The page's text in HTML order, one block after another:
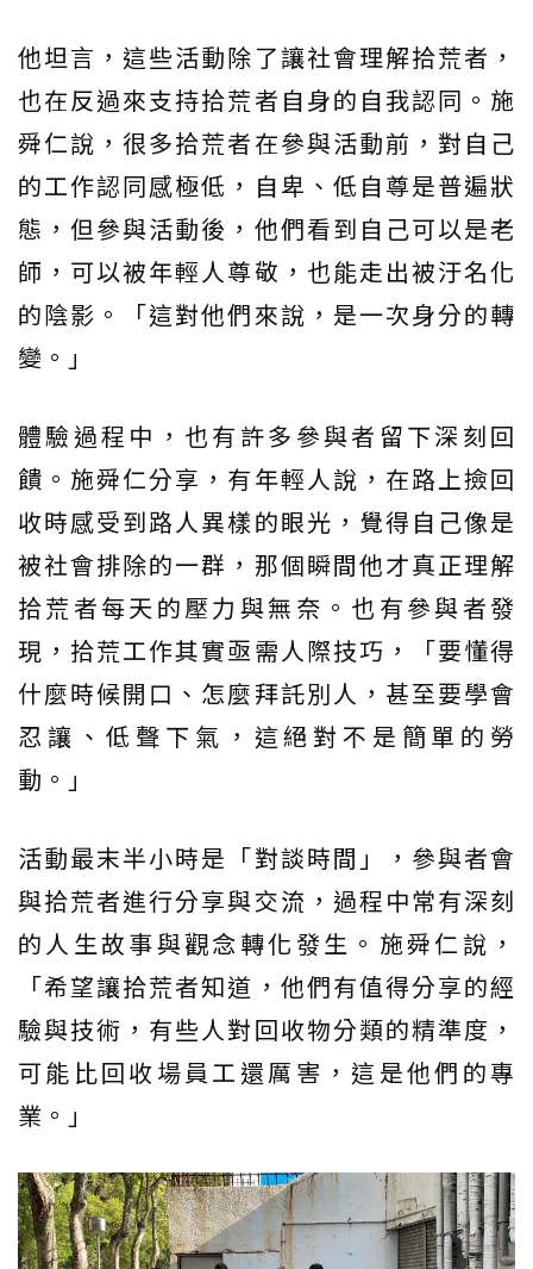
他坦言，這些活動除了讓社會理解拾荒者，
也在反過來支持拾荒者自身的自我認同。施
舜仁說，很多拾荒者在參與活動前，對自己
的工作認同感極低，自卑、低自尊是普遍狀
態，但參與活動後，他們看到自己可以是老
師，可以被年輕人尊敬，也能走出被汙名化
的陰影。「這對他們來說，是一次身分的轉
變。」
體驗過程中，也有許多參與者留下深刻回
饋。施舜仁分享，有年輕人說，在路上撿回
收時感受到路人異樣的眼光，覺得自己像是
被社會排除的一群，那個瞬間他才真正理解
拾荒者每天的壓力與無奈。也有參與者發
現，拾荒工作其實亟需人際技巧，「要懂得
什麼時候開口、怎麼拜託別人，甚至要學會
忍讓、低聲下氣，這絕對不是簡單的勞
動。」
活動最末半小時是「對談時間」，參與者會
與拾荒者進行分享與交流，過程中常有深刻
的人生故事與觀念轉化發生。施舜仁說，
「希望讓拾荒者知道，他們有值得分享的經
驗與技術，有些人對回收物分類的精準度，
可能比回收場員工還厲害，這是他們的專
業。」